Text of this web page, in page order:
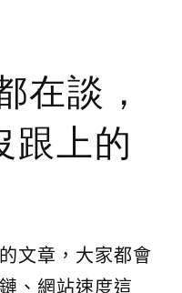
在談，
跟上的
文章，大家都會
、網站速度這